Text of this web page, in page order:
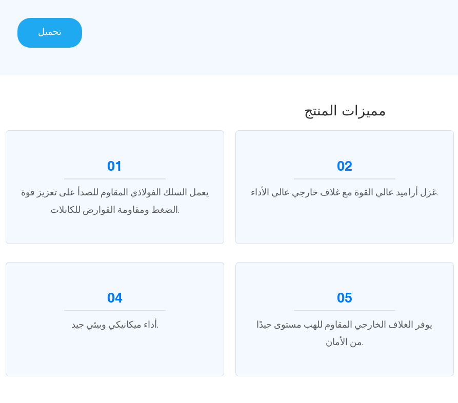
تحميل
مميزات المنتج
01
يعمل السلك الفولاذي المقاوم للصدأ على تعزيز قوة
الضغط ومقاومة القوارض للكابلات.
02
غزل أراميد عالي القوة مع غلاف خارجي عالي الأداء.
04
أداء ميكانيكي وبيئي جيد.
05
يوفر الغلاف الخارجي المقاوم للهب مستوى جيدًا
من الأمان.